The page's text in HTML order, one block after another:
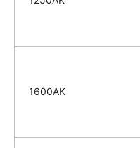
1600AK